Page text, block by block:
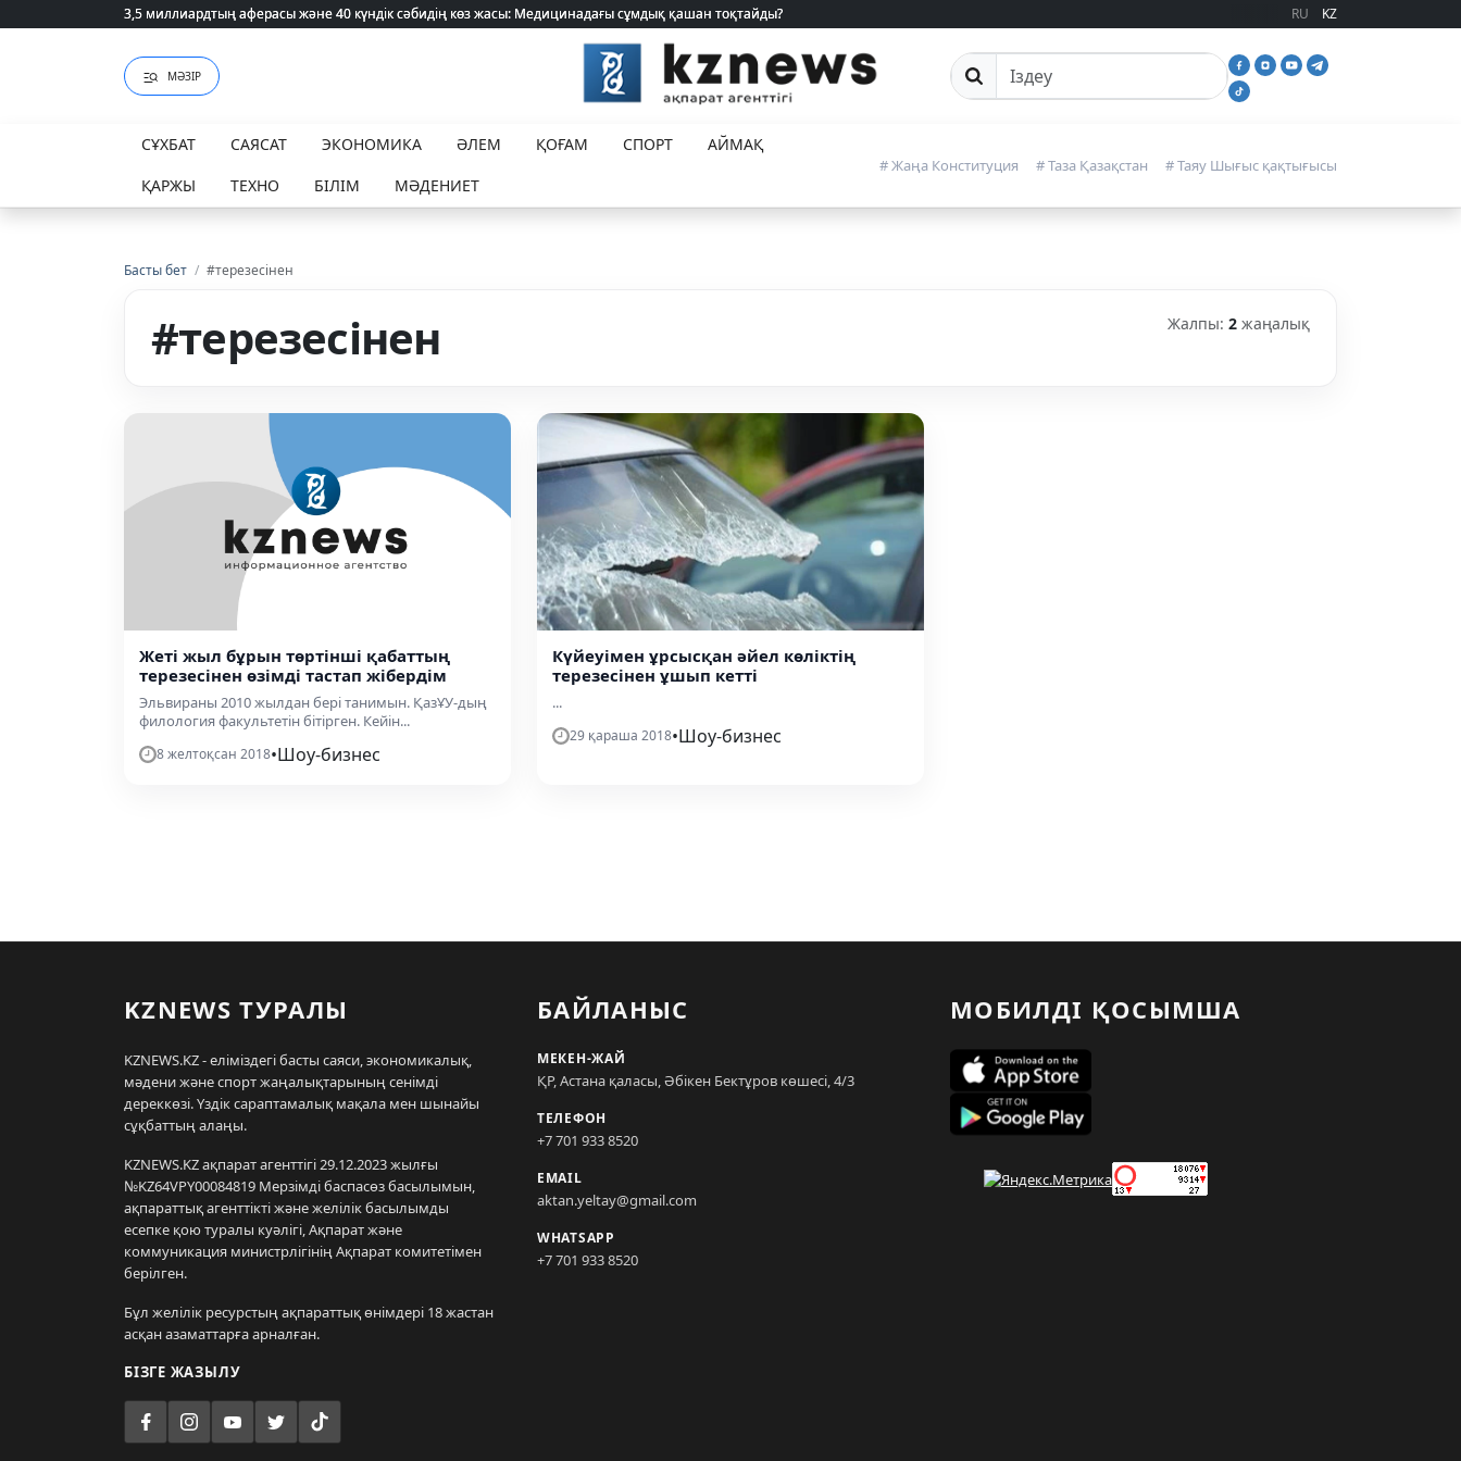
3,5 миллиардтың аферасы және 40 күндік сәбидің көз жасы: Медицинадағы сұмдық қашан тоқтайды?
3,5 миллиардтың аферасы және 40 күндік сәбидің көз жасы: Медицинадағы сұмдық қашан тоқтайды? RU KZ
МӘЗІР Сайттан іздеу
СҰХБАТ САЯСАТ ЭКОНОМИКА ӘЛЕМ ҚОҒАМ СПОРТ
АЙМАҚ
ҚАРЖЫ
ТЕХНО БІЛІМ МӘДЕНИЕТ
# Жаңа Конституция # Таза Қазақстан # Таяу Шығыс қақтығысы
Басты бет / #терезесінен
#терезесінен Жалпы: 2 жаңалық
Жеті жыл бұрын төртінші қабаттың
терезесінен өзімді тастап жібердім
Эльвираны 2010 жылдан бері танимын. ҚазҰУ-дың
филология факультетін бітірген. Кейін...
8 желтоқсан 2018•Шоу-бизнес
Күйеуімен ұрсысқан әйел көліктің
терезесінен ұшып кетті
...
29 қараша 2018•Шоу-бизнес
KZNEWS ТУРАЛЫ
KZNEWS.KZ - еліміздегі басты саяси, экономикалық,
мәдени және спорт жаңалықтарының сенімді
дереккөзі. Үздік сараптамалық мақала мен шынайы
сұқбаттың алаңы.
KZNEWS.KZ ақпарат агенттігі 29.12.2023 жылғы
№KZ64VPY00084819 Мерзімді баспасөз басылымын,
ақпараттық агенттікті және желілік басылымды
есепке қою туралы куәлігі, Ақпарат және
коммуникация министрлігінің Ақпарат комитетімен
берілген.
Бұл желілік ресурстың ақпараттық өнімдері 18 жастан
асқан азаматтарға арналған.
БІЗГЕ ЖАЗЫЛУ
БАЙЛАНЫС
МЕКЕН-ЖАЙ
ҚР, Астана қаласы, Әбікен Бектұров көшесі, 4/3
ТЕЛЕФОН
+7 701 933 8520
EMAIL
aktan.yeltay@gmail.com
WHATSAPP
+7 701 933 8520
МОБИЛДІ ҚОСЫМША